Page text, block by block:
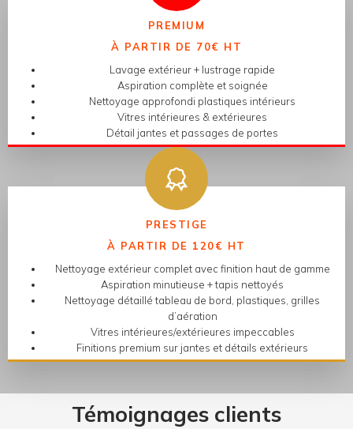
PREMIUM
À PARTIR DE 70€ HT
Lavage extérieur + lustrage rapide
Aspiration complète et soignée
Nettoyage approfondi plastiques intérieurs
Vitres intérieures & extérieures
Détail jantes et passages de portes
PRESTIGE
À PARTIR DE 120€ HT
Nettoyage extérieur complet avec finition haut de gamme
Aspiration minutieuse + tapis nettoyés
Nettoyage détaillé tableau de bord, plastiques, grilles
d’aération
Vitres intérieures/extérieures impeccables
Finitions premium sur jantes et détails extérieurs
Témoignages clients